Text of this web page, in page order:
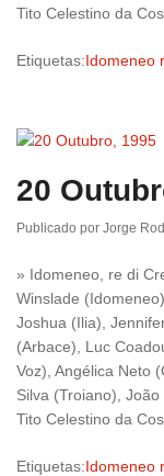
Tito Celestino da
Etiquetas:Idomeneo
20
Publicado por Jorge
» Idomeneo, re di
Winslade
Joshua (Ilia),
(Arbace), Luc
Voz), Angélica Neto
Silva (Troiano),
Tito Celestino da
Etiquetas:Idomeneo